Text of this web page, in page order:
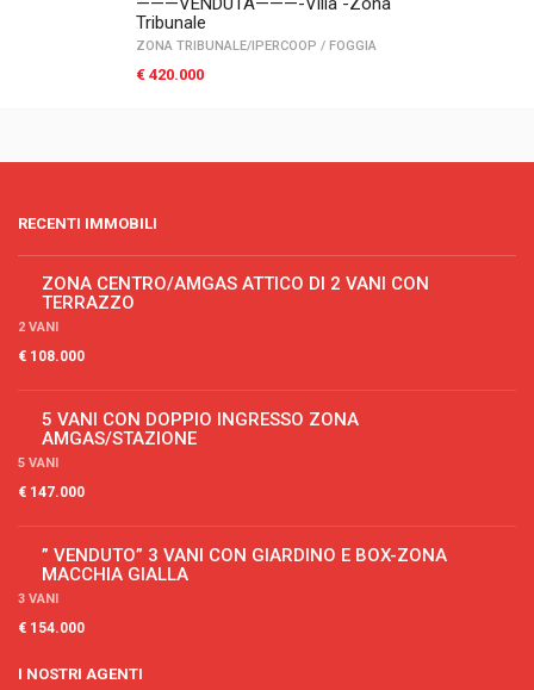
Tribunale
ZONA TRIBUNALE/IPERCOOP / FOGGIA
€ 420.000
RECENTI IMMOBILI
ZONA CENTRO/AMGAS ATTICO DI 2 VANI CON
TERRAZZO
2 VANI
€ 108.000
5 VANI CON DOPPIO INGRESSO ZONA
AMGAS/STAZIONE
5 VANI
€ 147.000
” VENDUTO” 3 VANI CON GIARDINO E BOX-ZONA
MACCHIA GIALLA
3 VANI
€ 154.000
I NOSTRI AGENTI